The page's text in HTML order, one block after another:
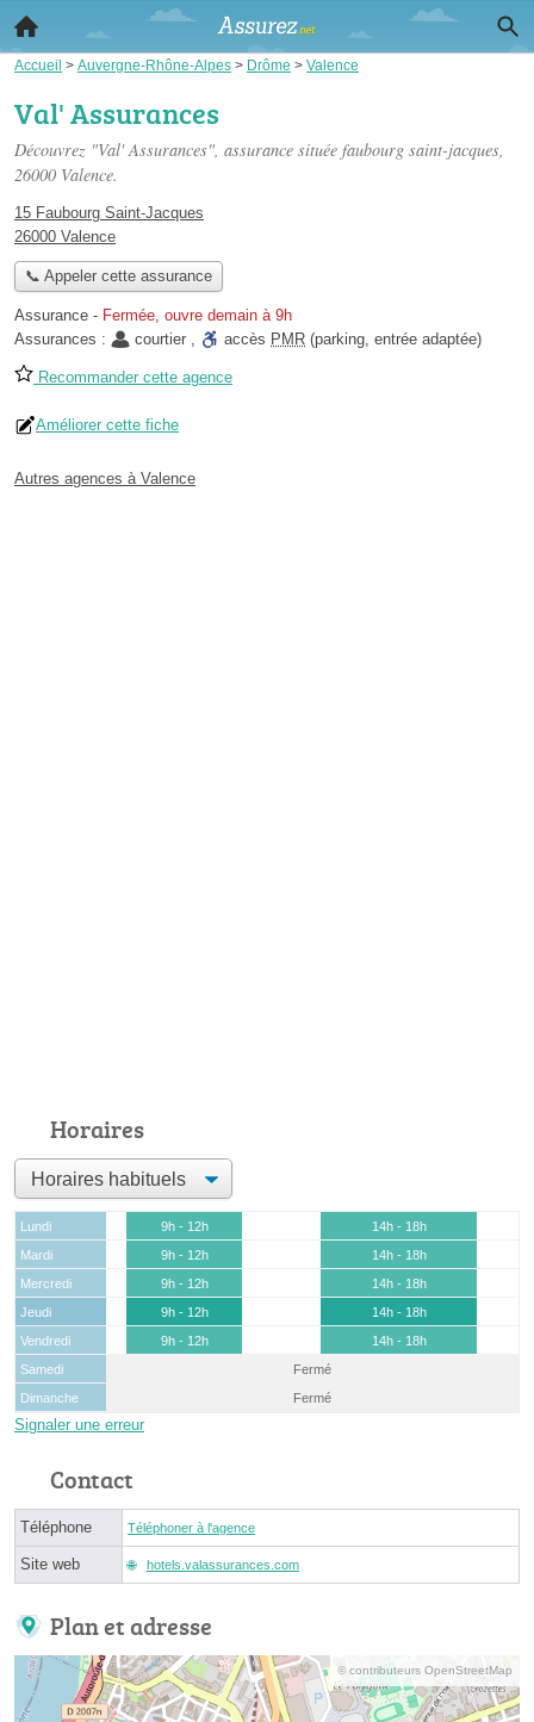
Accueil > Auvergne-Rhône-Alpes > Drôme > Valence
Val' Assurances
Découvrez "Val' Assurances", assurance située faubourg saint-jacques,
26000 Valence.
15 Faubourg Saint-Jacques
26000 Valence
📞 Appeler cette assurance
Assurance - Fermée, ouvre demain à 9h
Assurances :
courtier , accès PMR (parking, entrée adaptée)
Recommander cette agence
Améliorer cette fiche
Autres agences à Valence
Horaires
Lundi 9h - 12h
14h - 18h
Mardi
9h - 12h
14h - 18h
Mercredi
9h - 12h
14h - 18h
Jeudi
9h - 12h
14h - 18h
Vendredi
9h - 12h
14h - 18h
Samedi
Fermé
Dimanche
Fermé
Signaler une erreur
Contact
Téléphone Téléphoner à l'agence
Site web hotels.valassurances.com
Plan et adresse
© contributeurs OpenStreetMap